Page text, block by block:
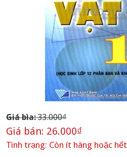
Giá bìa:33.000₫
Giá bán: 26.000₫
Tình trạng: Còn ít hàng hoặc hết